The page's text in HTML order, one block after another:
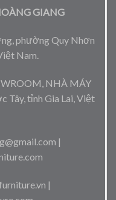
GIANG
phường Quy Nhơn
Nam.
NHÀ MÁY
Tây, tỉnh Gia Lai, Việt
|
|